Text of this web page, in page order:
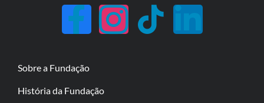
Sobre a Fundação
História da Fundação